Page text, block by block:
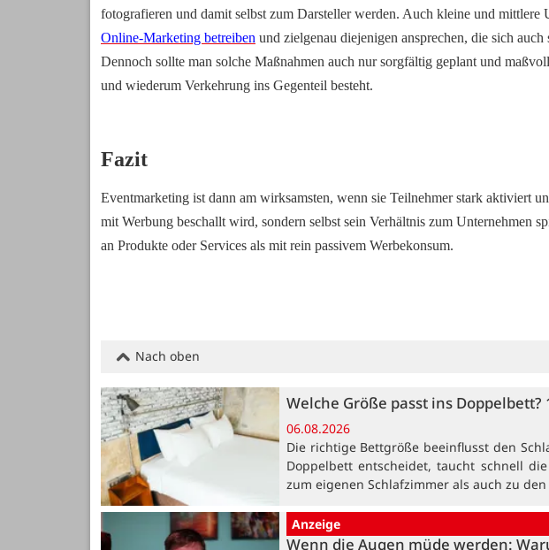
fotografieren und damit selbst zum Darsteller werden. Auch kleine und mittlere
Online-Marketing betreiben und zielgenau diejenigen ansprechen, die sich auch
Dennoch sollte man solche Maßnahmen auch nur sorgfältig geplant und
und wiederum Verkehrung ins Gegenteil besteht.
Fazit
Eventmarketing ist dann am wirksamsten, wenn sie Teilnehmer stark aktiviert
mit Werbung beschallt wird, sondern selbst sein Verhältnis zum Unternehmen
an Produkte oder Services als mit rein passivem Werbekonsum.
Nach oben
Welche Größe passt ins Doppelbett?
06.08.2026
Die richtige Bettgröße beeinflusst den
Doppelbett entscheidet, taucht schnell
zum eigenen Schlafzimmer als auch zu
Anzeige
Wenn die Augen müde werden: